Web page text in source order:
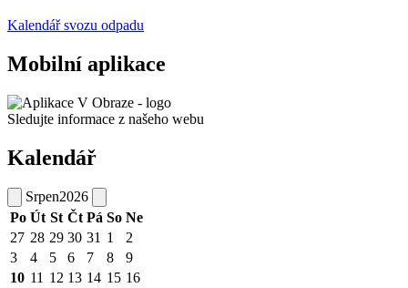
Kalendář svozu odpadu
Mobilní aplikace
Sledujte informace z našeho webu
Kalendář
Srpen2026
Po Út St Čt Pá So Ne
27 28 29 30 31 1
2
3
4 5 6 7 8
9
10 11 12 13 14 15 16